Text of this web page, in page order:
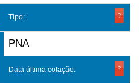
Tipo:
PNA
Data última cotação: